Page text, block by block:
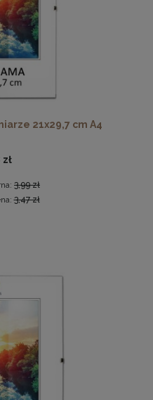
Florals
28,49 zł
21x29,7 cm A4
3,99 zł
3,47 zł